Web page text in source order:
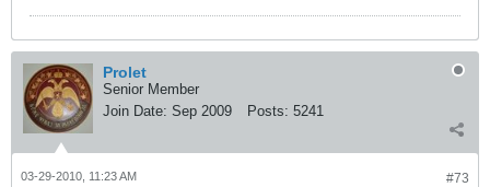
Prolet
Senior Member
Join Date: Sep 2009 Posts: 5241
#73
03-29-2010, 11:23 AM